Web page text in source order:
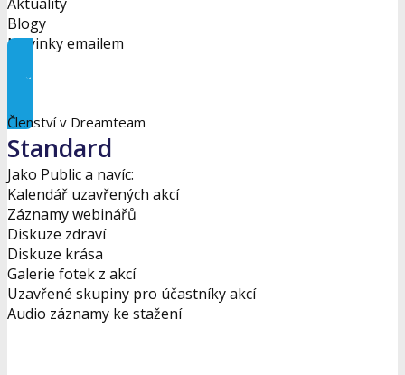
Blogy
Novinky emailem
Začněte zde
Členství v Dreamteam
Standard
Jako Public a navíc:
Kalendář uzavřených akcí
Záznamy webinářů
Diskuze zdraví
Diskuze krása
Galerie fotek z akcí
Uzavřené skupiny pro účastníky akcí
Audio záznamy ke stažení